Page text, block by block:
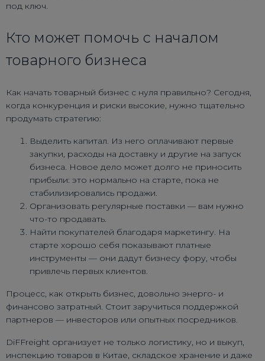
под ключ.
Кто может помочь с началом
товарного бизнеса
Как начать товарный бизнес с нуля правильно? Сегодня,
когда конкуренция и риски высокие, нужно тщательно
продумать стратегию:
Выделить капитал. Из него оплачивают первые
закупки, расходы на доставку и другие на запуск
бизнеса. Новое дело может долго не приносить
прибыли: это нормально на старте, пока не
стабилизировались продажи.
Организовать регулярные поставки — вам нужно
что-то продавать.
Найти покупателей благодаря маркетингу. На
старте хорошо себя показывают платные
инструменты — они дадут бизнесу фору, чтобы
привлечь первых клиентов.
Процесс, как открыть бизнес, довольно энерго- и
финансово затратный. Стоит заручиться поддержкой
партнеров — инвесторов или опытных посредников.
DiFFreight организует не только логистику, но и выкуп,
инспекцию товаров в Китае, складское хранение и даже